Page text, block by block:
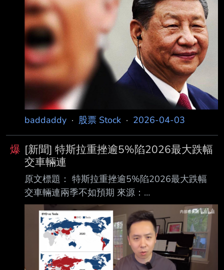
baddaddy · 股票 Stock · 2026-04-03
爆 [新聞] 特斯拉重挫逾5%陷2026最大跌幅
交車輛連
原文標題： 特斯拉重挫逾5%陷2026最大跌幅
交車輛連兩季不如預期 來源：
https://myppt.cc/6gjXTs 內文： 鉅亨網編譯陳又
嘉 2026-04-03 07:00 《CNBC》報導，特斯拉
(TSLA-US) 股價周四 (2 日) 下跌逾 5%，創今年
以來最大跌幅。此 前公司公布的第一季交車與生
產報告顯示，較前一季下滑，僅較去年同期小幅